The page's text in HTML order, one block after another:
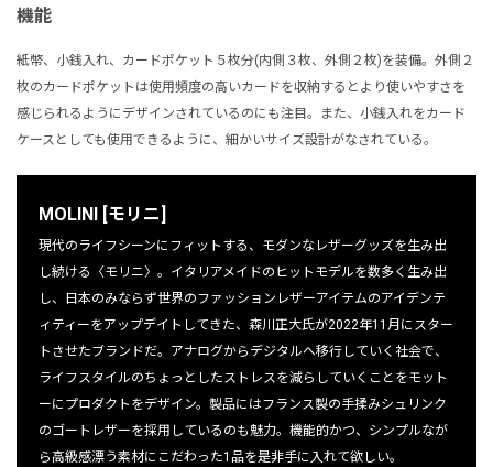
機能
紙幣、小銭入れ、カードポケット５枚分(内側３枚、外側２枚)を装備。外側２
枚のカードポケットは使用頻度の高いカードを収納するとより使いやすさを
感じられるようにデザインされているのにも注目。また、小銭入れをカード
ケースとしても使用できるように、細かいサイズ設計がなされている。
MOLINI [モリニ]
現代のライフシーンにフィットする、モダンなレザーグッズを生み出
し続ける〈モリニ〉。イタリアメイドのヒットモデルを数多く生み出
し、日本のみならず世界のファッションレザーアイテムのアイデンテ
ィティーをアップデイトしてきた、森川正大氏が2022年11月にスター
トさせたブランドだ。アナログからデジタルへ移行していく社会で、
ライフスタイルのちょっとしたストレスを減らしていくことをモット
ーにプロダクトをデザイン。製品にはフランス製の手揉みシュリンク
のゴートレザーを採用しているのも魅力。機能的かつ、シンプルなが
ら高級感漂う素材にこだわった1品を是非手に入れて欲しい。